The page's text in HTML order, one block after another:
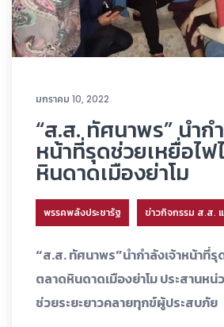
มกราคม 10, 2022
“ส.ส. ทัศนาพร” นำก
หน้าที่รุดช่วยเหยื่อไ
หินดาดเมืองย่าโม
พรรคพลังประชารัฐ ข่าวกิจกรรม ส.ส.
“ส.ส. ทัศนาพร”นำกำลังเจ้าหน้าที่รุ
ตลาดหินดาดเมืองย่าโม ประสานหน่
ช่วยระยะยาวคลายทุกข์ผู้ประสบภัย